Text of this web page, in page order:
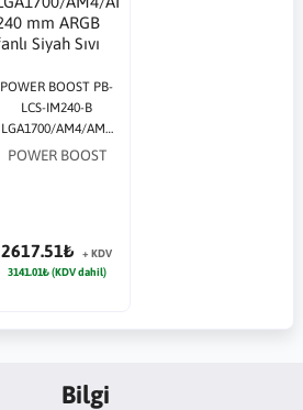
POWER BOOST PB-
LCS-IM240-B
LGA1700/AM4/AM5
240 mm ARGB fanlı
POWER BOOST
2617.51₺
+ KDV
3141.01₺ (KDV dahil)
Bilgi